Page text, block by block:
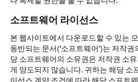
소프트웨어 라이선스
본 웹사이트에서 다운로드할 수 있는
동반되는 문서(‘소프트웨어’)는 저작권
당 소프트웨어의 소유권은 저작권 소
게 양도되지 않습니다. 귀하는 해당 소